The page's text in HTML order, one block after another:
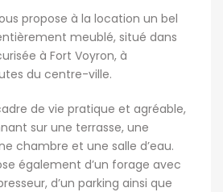
propose à la location un bel
meublé, situé dans
à Fort Voyron, à
du centre-ville.
de vie pratique et agréable,
sur une terrasse, une
chambre et une salle d’eau.
également d’un forage avec
d’un parking ainsi que